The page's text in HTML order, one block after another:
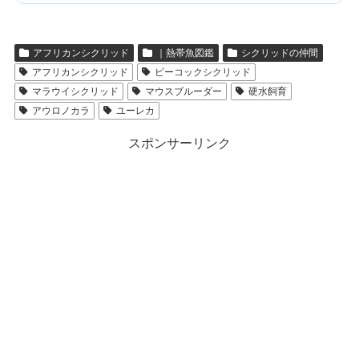
アフリカンシクリッド ｜熱帯魚図鑑
シクリッドの仲間
アフリカンシクリッド
ピーコックシクリッド
マラウイシクリッド
マウスブルーダー
硬水飼育
アウロノカラ
ユーレカ
スポンサーリンク